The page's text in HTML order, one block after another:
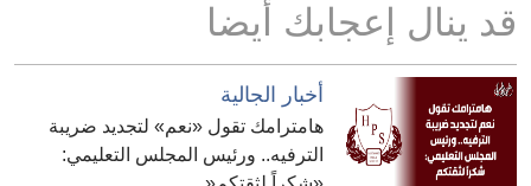
قد ينال إعجابك أيضا
أخبار الجالية
هامترامك تقول «نعم» لتجديد ضريبة
الترفيه.. ورئيس المجلس التعليمي: